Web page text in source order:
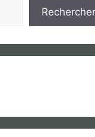
Rechercher